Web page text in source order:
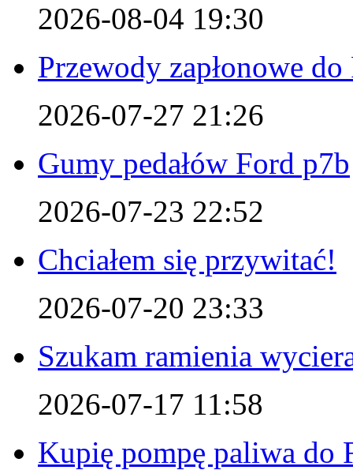
2026-08-04 19:30
Przewody zapłonowe
2026-07-27 21:26
Gumy pedałów Ford p7b
2026-07-23 22:52
Chciałem się przywitać!
2026-07-20 23:33
Szukam ramienia
2026-07-17 11:58
Kupię pompę paliwa do